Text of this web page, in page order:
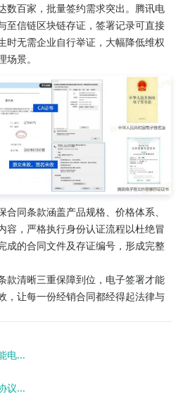
数百家，批量签约需求突出。腾讯电
至信链区块链存证，签署记录可直接
时无需企业自行举证，大幅降低维权
景。
同条款涵盖产品规格、价格体系、
容，严格执行身份认证流程以杜绝冒
成的合同文件及存证编号，形成完整
款清晰三重保障到位，电子签署才能
，让每一份经销合同都经得起法律与
电...
议...